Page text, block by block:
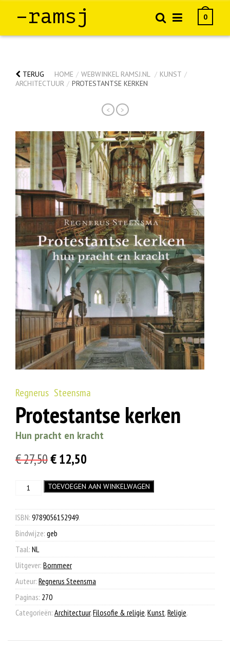
–ramsj 0
TERUG HOME / WEBWINKEL RAMSJ.NL / KUNST /
ARCHITECTUUR / PROTESTANTSE KERKEN
< >
Regnerus Steensma
Protestantse kerken
Hun pracht en kracht
€27,50Oorspronkelijke
was:
€ 27,50.
€12,50
is:
€ 12,50.
ProtestantseTOEVOEGEN AAN WINKELWAGEN
ISBN: 9789056152949.
Bindwijze: geb
Taal: NL
Uitgever: Bornmeer
Auteur: Regnerus Steensma
Paginas: 270
Categorieën: Architectuur,Filosofie & religie,Kunst,Religie.